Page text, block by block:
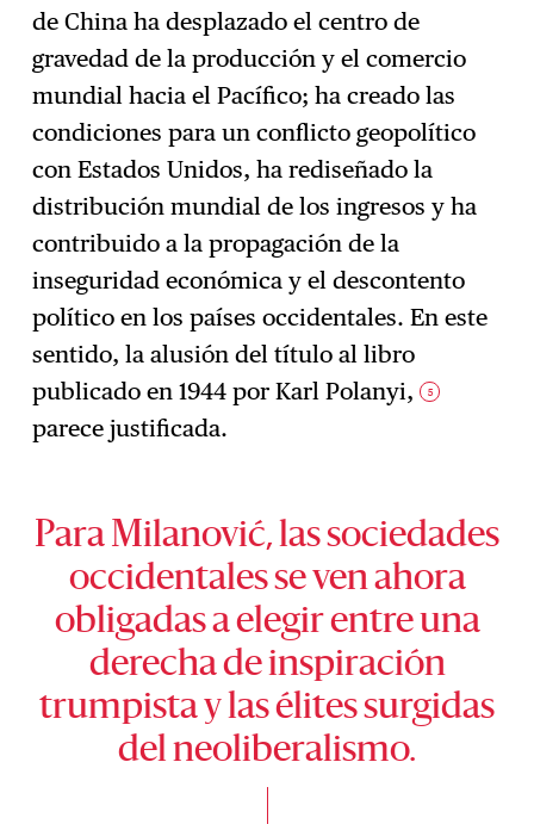
de China ha desplazado el centro de
gravedad de la producción y el comercio
mundial hacia el Pacífico; ha creado las
condiciones para un conflicto geopolítico
con Estados Unidos, ha rediseñado la
distribución mundial de los ingresos y ha
contribuido a la propagación de la
inseguridad económica y el descontento
político en los países occidentales. En este
sentido, la alusión del título al libro
publicado en 1944 por Karl Polanyi, 5
parece justificada.
Para Milanović, las sociedades
occidentales se ven ahora
obligadas a elegir entre una
derecha de inspiración
trumpista y las élites surgidas
del neoliberalismo.